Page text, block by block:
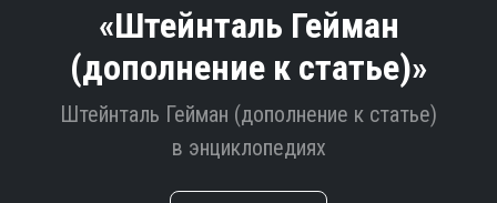
«Штейнталь Гейман
(дополнение к статье)»
Штейнталь Гейман (дополнение к статье)
в энциклопедиях